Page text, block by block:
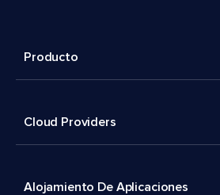
Producto
Cloud Providers
Alojamiento De Aplicaciones